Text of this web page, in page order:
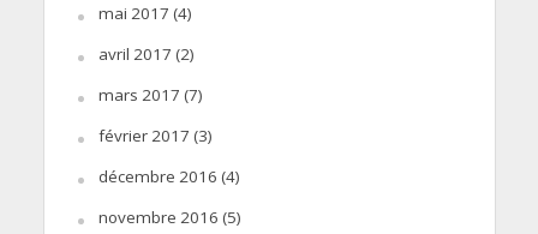
mai 2017 (4)
avril 2017 (2)
mars 2017 (7)
février 2017 (3)
décembre 2016 (4)
novembre 2016 (5)